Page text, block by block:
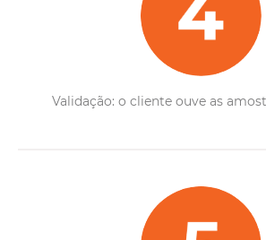
Validação: o cliente ouve as